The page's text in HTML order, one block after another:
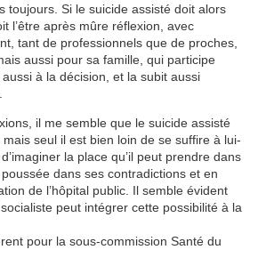
toujours. Si le suicide assisté doit alors
l’être après mûre réflexion, avec
tant de professionnels que de proches,
aussi pour sa famille, qui participe
à la décision, et la subit aussi
il me semble que le suicide assisté
seul il est bien loin de se suffire à lui-
la place qu’il peut prendre dans
dans ses contradictions et en
de l’hôpital public. Il semble évident
peut intégrer cette possibilité à la
pour la sous-commission Santé du